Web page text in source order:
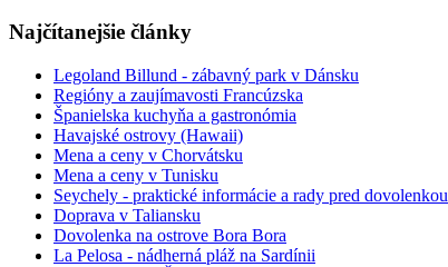
Najčítanejšie články
Legoland Billund - zábavný park v Dánsku
Regióny a zaujímavosti Francúzska
Španielska kuchyňa a gastronómia
Havajské ostrovy (Hawaii)
Mena a ceny v Chorvátsku
Mena a ceny v Tunisku
Seychely - praktické informácie a rady pred dovolenkou
Doprava v Taliansku
Dovolenka na ostrove Bora Bora
La Pelosa - nádherná pláž na Sardínii